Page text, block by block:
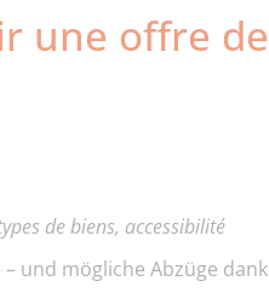
une offre de
de biens, accessibilité
und mögliche Abzüge dank